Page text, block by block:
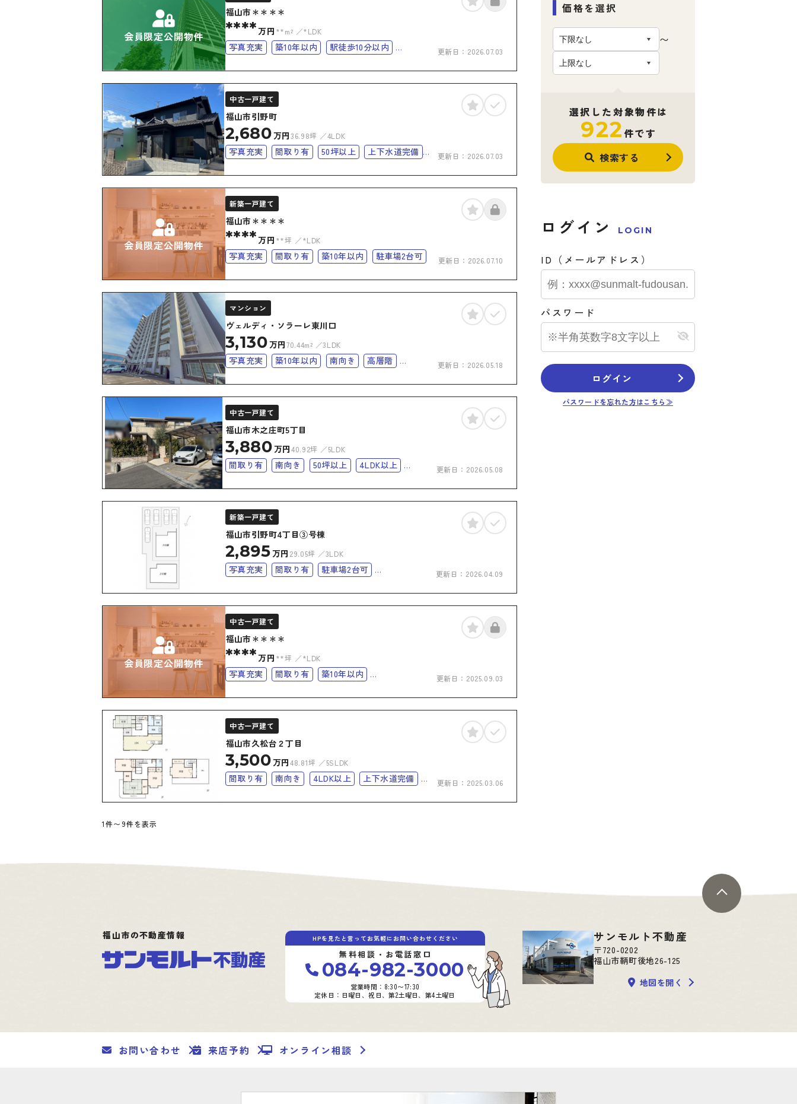
会員限定公開物件
福山市＊＊＊＊
****万円 **m² *LDK
写真充実 築10年以内
駅徒歩10分以内
更新日： 2026.07.03
中古一戸建て
福山市引野町
2,680万円36.98坪 4LDK
写真充実 間取り有 50坪以上
上下水道完備
更新日： 2026.07.03
会員限定公開物件
新築一戸建て
福山市＊＊＊＊
****万円 **坪 *LDK
写真充実 間取り有 築10年以内
駐車場2台可
更新日： 2026.07.10
マンション
ヴェルディ・ソラーレ東川口
3,130万円70.44m² 3LDK
写真充実 築10年以内 南向き
高層階
バリアフリー
更新日： 2026.05.18
中古一戸建て
福山市木之庄町5丁目
3,880万円40.92坪 5LDK
間取り有 南向き 50坪以上
4LDK以上
更新日： 2026.05.08
新築一戸建て
福山市引野町4丁目③号棟
2,895万円 29.05坪 3LDK
写真充実 間取り有
駐車場2台可
オール電化住宅
更新日： 2026.04.09
会員限定公開物件
中古一戸建て
福山市＊＊＊＊
****万円 **坪 *LDK
写真充実 間取り有
築10年以内
更新日： 2025.09.03
中古一戸建て
福山市久松台２丁目
3,500万円48.81坪 5SLDK
間取り有 南向き 4LDK以上
上下水道完備
更新日： 2025.03.06
1件〜9件を表示
価格を選択
〜
選択した対象物件は
922件です
検索する
ログイン LOGIN
ID（メールアドレス）
パスワード
ログイン
パスワードを忘れた方はこちら≫
福山市の不動産情報 HPを見たと言ってお気軽にお問い合わせください
無料相談・お電話窓口
084-982-3000
営業時間：8:30〜17:30
定休日：日曜日、祝日、第2土曜日、第4土曜日
サンモルト不動産
〒720-0202
福山市鞆町後地26-125
地図を開く
お問い合わせ 来店予約 オンライン相談